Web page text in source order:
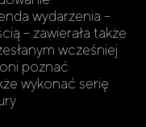
wydarzenia –
– zawierała także
wcześniej
poznać
wykonać serię